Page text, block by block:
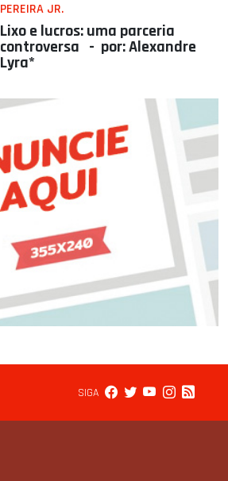
PEREIRA JR.
Lixo e lucros: uma parceria
controversa - por: Alexandre
Lyra*
SIGA